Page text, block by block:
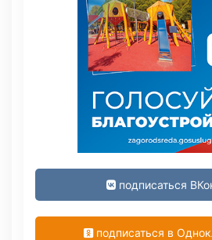
подписаться
подписаться в